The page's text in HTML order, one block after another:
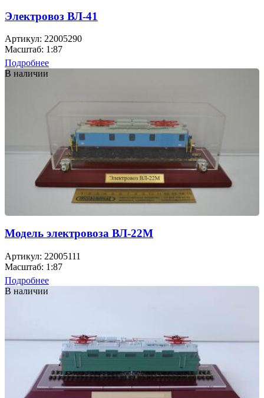
Электровоз ВЛ-41
Артикул: 22005290
Масштаб: 1:87
Подробнее
В наличии
Модель электровоза ВЛ-22М
Артикул: 22005111
Масштаб: 1:87
Подробнее
В наличии